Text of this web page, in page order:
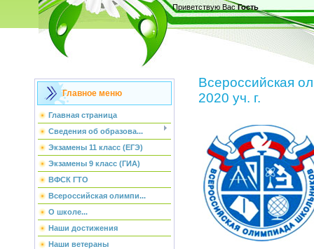
Приветствую Вас Гость
Главное меню
Главная страница
Сведения об образова...
Экзамены 11 класс (ЕГЭ)
Экзамены 9 класс (ГИА)
ВФСК ГТО
Всероссийская олимпи...
О школе...
Наши достижения
Наши ветераны
Всероссийская
2020 уч. г.